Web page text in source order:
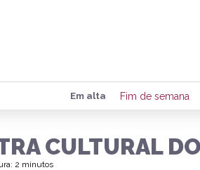
de
Em alta Fim de semana
CULTURAL
2 minutos